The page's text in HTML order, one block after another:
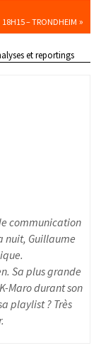
18H15 – TRONDHEIM »
et reportings
communication
nuit, Guillaume
Sa plus grande
Maro durant son
playlist ? Très